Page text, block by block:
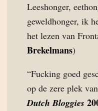
Leeshonger,
geweldhonger, ik
het lezen van
Brekelmans)
“Fucking goed
op de zere plek
Dutch Bloggies